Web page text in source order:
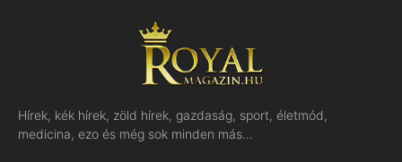
Hírek, kék hírek, zöld hírek, gazdaság, sport, életmód,
medicina, ezo és még sok minden más…